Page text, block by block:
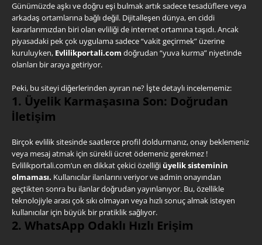
Günümüzde aşkı ve doğru eşi bulmak artık sadece tesadüflere veya
arkadaş ortamlarına bağlı değil. Dijitalleşen dünya, en ciddi
kararlarımızdan biri olan evliliği de internet ortamına taşıdı. Ancak
piyasadaki pek çok uygulama sadece “vakit geçirmek” üzerine
kuruluyken, Evlilikportali.com doğrudan “yuva kurma” niyetinde
olanları bir araya getiriyor.
Peki, bu siteyi diğerlerinden ayıran ne? İşte detaylı incelememiz:
1. Üyelik Karmaşasına Son: Doğrudan
İletişim
Birçok evlilik sitesinde saatlerce profil doldurmanız, onay beklemeniz
veya mesaj atmak için sürekli ücret ödemeniz gerekmez !
Evlilikportali.com’un en dikkat çekici özelliği üyelik sisteminin
olmaması. Kullanıcılar ilanlarını veriyor ve admin onayından
geçtikten sonra bu ilanlar doğrudan yayınlanıyor. Bu, özellikle
teknolojiyle arası çok sıkı olmayan veya hızlı sonuç almak isteyen
kullanıcılar için büyük bir pratiklik sağlıyor.
2. WhatsApp Odaklı Hızlı Erişim